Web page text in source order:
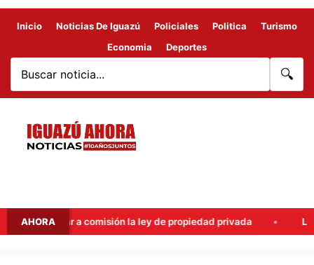
Inicio Noticias De Iguazú Policiales Politica
Turismo
Economia
Deportes
🔍
AHORA
a comisión la ley de propiedad privada Ley de tierras: